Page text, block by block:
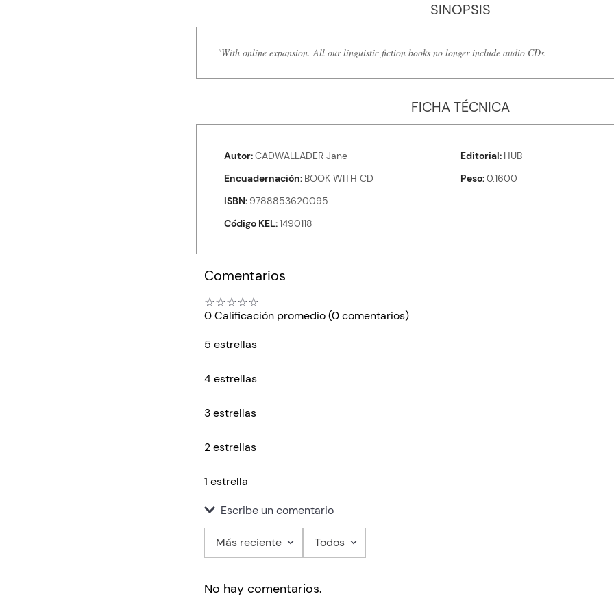
SINOPSIS
"With online expansion. All our linguistic fiction books no longer include audio CDs.
FICHA TÉCNICA
Autor CADWALLADER Jane Editorial HUB
Encuadernación BOOK WITH CD Peso 0.1600
ISBN 9788853620095
Código KEL 1490118
Comentarios
☆☆☆☆☆
0 Calificación promedio(0 comentarios)
5 estrellas
4 estrellas
3 estrellas
2 estrellas
1 estrella
Escribe un comentario
Título
Más reciente Todos
No hay comentarios.